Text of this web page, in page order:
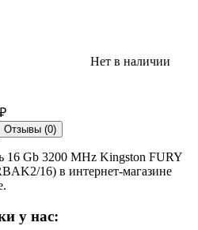
Нет в наличии
Отзывы (0)
16 Gb 3200 MHz Kingston FURY
16) в интернет-магазине
у нас: